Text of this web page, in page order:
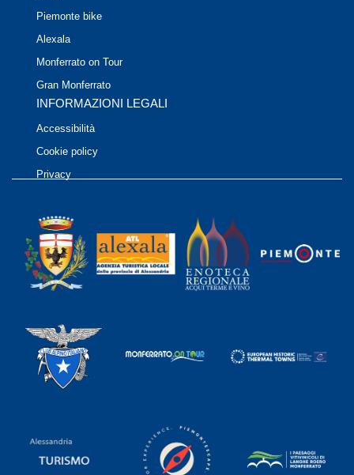
Piemonte bike
Alexala
Monferrato on Tour
Gran Monferrato
INFORMAZIONI LEGALI
Accessibilità
Cookie policy
Privacy